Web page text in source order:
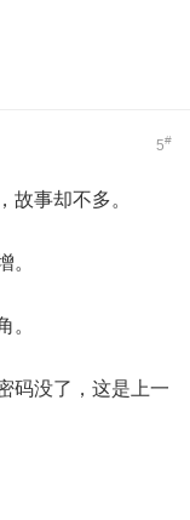
5#
故事却不多。
。
。
码没了，这是上一